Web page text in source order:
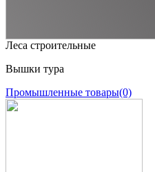
Леса строительные
Вышки тура
Промышленные товары(0)